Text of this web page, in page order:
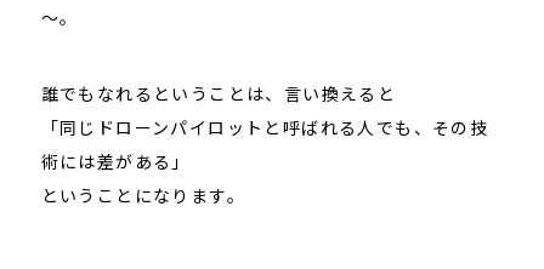
～。
誰でもなれるということは、言い換えると
「同じドローンパイロットと呼ばれる人でも、その技
術には差がある」
ということになります。